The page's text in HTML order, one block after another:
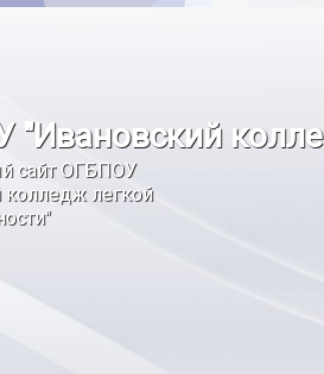
"Ивановский
сайт ОГБПОУ
колледж легкой